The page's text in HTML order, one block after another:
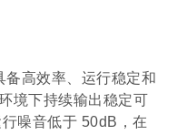
高效率、运行稳定和
境下持续输出稳定可
噪音低于 50dB，在